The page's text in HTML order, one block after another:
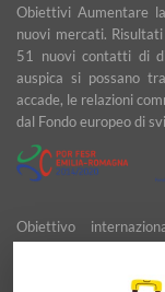
Obiettivi Aumentare
nuovi mercati.
51 nuovi contatti di
auspica si possano
accade, le relazioni
dal Fondo europeo di
Obiettivo
fieristici considerati